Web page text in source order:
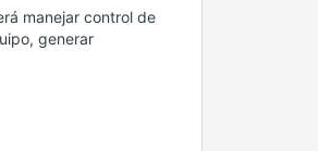
manejar control de
generar